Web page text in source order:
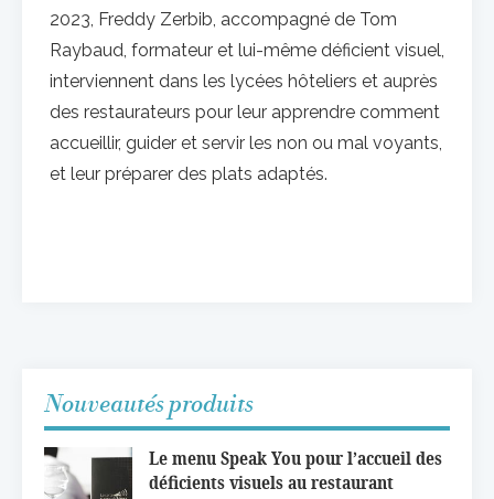
2023, Freddy Zerbib, accompagné de Tom
Raybaud, formateur et lui-même déficient visuel,
interviennent dans les lycées hôteliers et auprès
des restaurateurs pour leur apprendre comment
accueillir, guider et servir les non ou mal voyants,
et leur préparer des plats adaptés.
Nouveautés produits
Le menu Speak You pour l’accueil des
déficients visuels au restaurant